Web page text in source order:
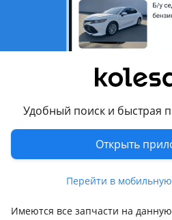
Удобный поиск и быстрая
Открыть
Перейти в
Подходит на авто
2008 7 поколение (N1/N2/N3),
2020 - н.в. 8 поколение
Комментарий продавца
При покупке уточняйте цену!
Цены могут измениться
Имеются все запчасти на